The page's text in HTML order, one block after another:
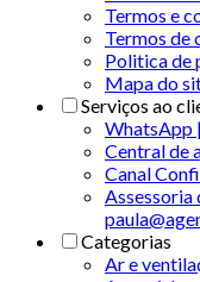
Termos e
Termos de
Politica de
Mapa do
Serviços ao
WhatsApp
Central de
Canal
Assessoria
Categorias
Ar e